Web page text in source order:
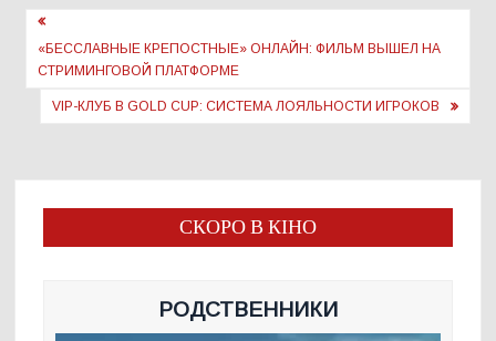
Навигация
по
записям
«БЕССЛАВНЫЕ КРЕПОСТНЫЕ» ОНЛАЙН: ФИЛЬМ ВЫШЕЛ НА
СТРИМИНГОВОЙ ПЛАТФОРМЕ
VIP-КЛУБ В GOLD CUP: СИСТЕМА ЛОЯЛЬНОСТИ ИГРОКОВ
СКОРО В КІНО
РОДСТВЕННИКИ